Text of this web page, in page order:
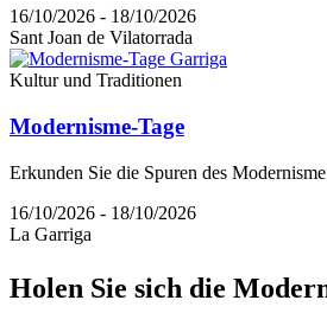
16/10/2026 - 18/10/2026
Sant Joan de Vilatorrada
Kultur und Traditionen
Modernisme-Tage
Erkunden Sie die Spuren des
16/10/2026 - 18/10/2026
La Garriga
Holen Sie sich die